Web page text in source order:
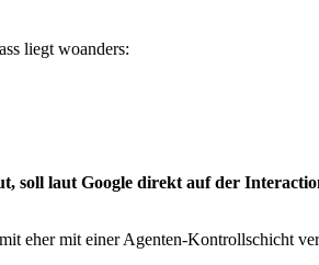
liegt woanders:
soll laut Google direkt auf der
eher mit einer Agenten-Kontrollschicht